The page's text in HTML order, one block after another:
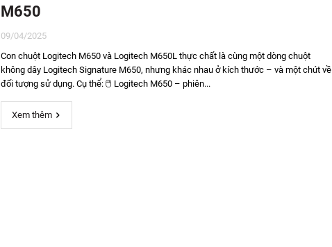
M650
09/04/2025
Con chuột Logitech M650 và Logitech M650L thực chất là cùng một dòng chuột
không dây Logitech Signature M650, nhưng khác nhau ở kích thước – và một chút về
đối tượng sử dụng. Cụ thể: 🖱️ Logitech M650 – phiên...
Xem thêm